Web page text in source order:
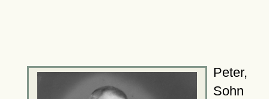
Peter,
Sohn